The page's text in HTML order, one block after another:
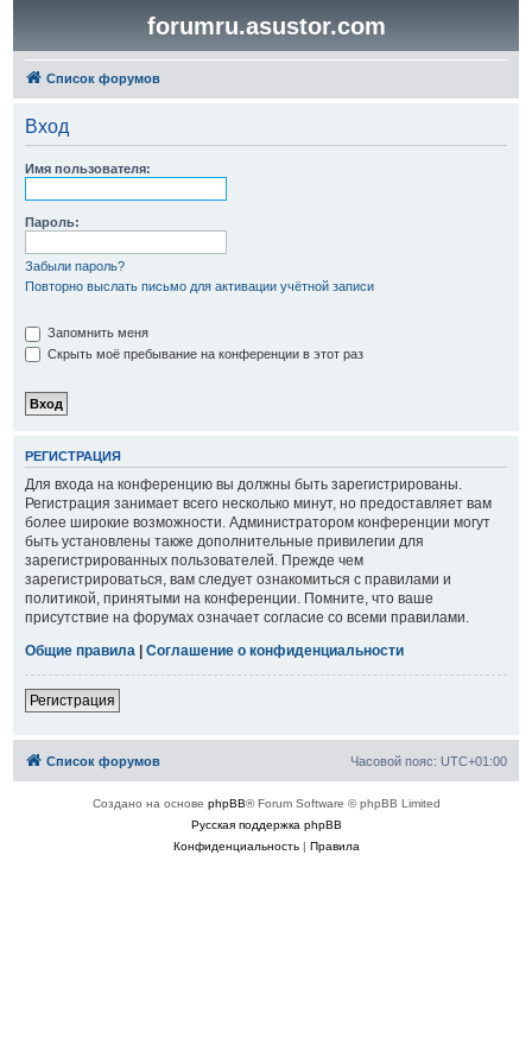
forumru.asustor.com
Список форумов
Вход
Имя пользователя:
Пароль:
Забыли пароль?
Повторно выслать письмо для активации учётной записи
Запомнить меня
Скрыть моё пребывание на конференции в этот раз
РЕГИСТРАЦИЯ
Для входа на конференцию вы должны быть зарегистрированы.
Регистрация занимает всего несколько минут, но предоставляет вам
более широкие возможности. Администратором конференции могут
быть установлены также дополнительные привилегии для
зарегистрированных пользователей. Прежде чем
зарегистрироваться, вам следует ознакомиться с правилами и
политикой, принятыми на конференции. Помните, что ваше
присутствие на форумах означает согласие со всеми правилами.
Общие правила | Соглашение о конфиденциальности
Регистрация
Список форумов Часовой пояс: UTC+01:00
Создано на основе phpBB® Forum Software © phpBB Limited
Русская поддержка phpBB
Конфиденциальность| Правила